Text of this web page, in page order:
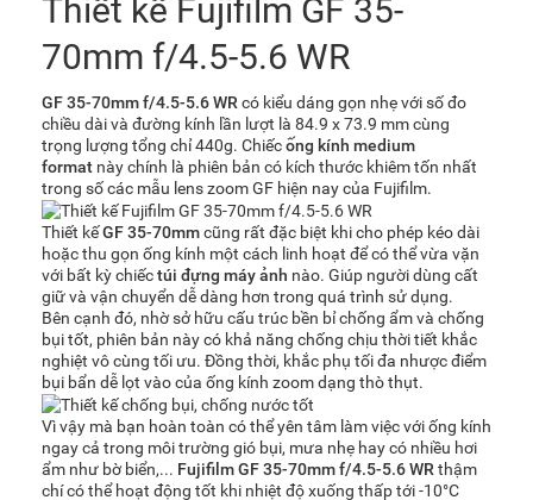
Thiết kế Fujifilm GF 35-
70mm f/4.5-5.6 WR
GF 35-70mm f/4.5-5.6 WR có kiểu dáng gọn nhẹ với số đo
chiều dài và đường kính lần lượt là 84.9 x 73.9 mm cùng
trọng lượng tổng chỉ 440g. Chiếcống kính medium
format này chính là phiên bản có kích thước khiêm tốn nhất
trong số các mẫu lens zoom GF hiện nay của Fujifilm.
Thiết kếGF 35-70mmcũng rất đặc biệt khi cho phép kéo dài
hoặc thu gọn ống kính một cách linh hoạt để có thể vừa vặn
với bất kỳ chiếctúi đựng máy ảnh nào. Giúp người dùng cất
giữ và vận chuyển dễ dàng hơn trong quá trình sử dụng.
Bên cạnh đó, nhờ sở hữu cấu trúc bền bỉ chống ẩm và chống
bụi tốt, phiên bản này có khả năng chống chịu thời tiết khắc
nghiệt vô cùng tối ưu. Đồng thời, khắc phụ tối đa nhược điểm
bụi bẩn dễ lọt vào của ống kính zoom dạng thò thụt.
Vì vậy mà bạn hoàn toàn có thể yên tâm làm việc với ống kính
ngay cả trong môi trường gió bụi, mưa nhẹ hay có nhiều hơi
ẩm như bờ biển,... Fujifilm GF 35-70mm f/4.5-5.6 WRthậm
chí có thể hoạt động tốt khi nhiệt độ xuống thấp tới -10°C